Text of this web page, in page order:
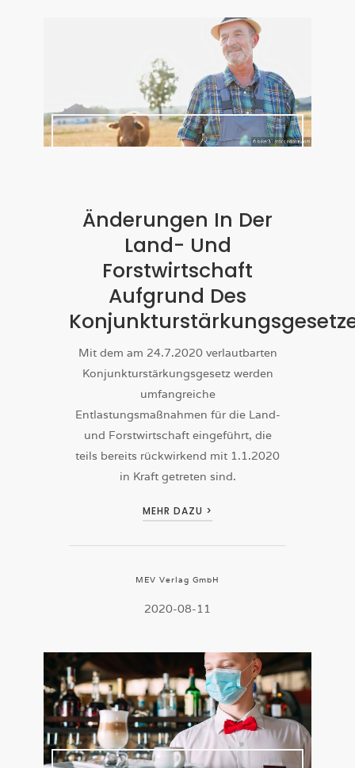
Änderungen In Der
Land- Und
Forstwirtschaft
Aufgrund Des
Mit dem am 24.7.2020 verlautbarten
Konjunkturstärkungsgesetz werden
umfangreiche
Entlastungsmaßnahmen für die Land-
und Forstwirtschaft eingeführt, die
teils bereits rückwirkend mit 1.1.2020
in Kraft getreten sind.
MEHR DAZU >
MEV Verlag GmbH
2020-08-11